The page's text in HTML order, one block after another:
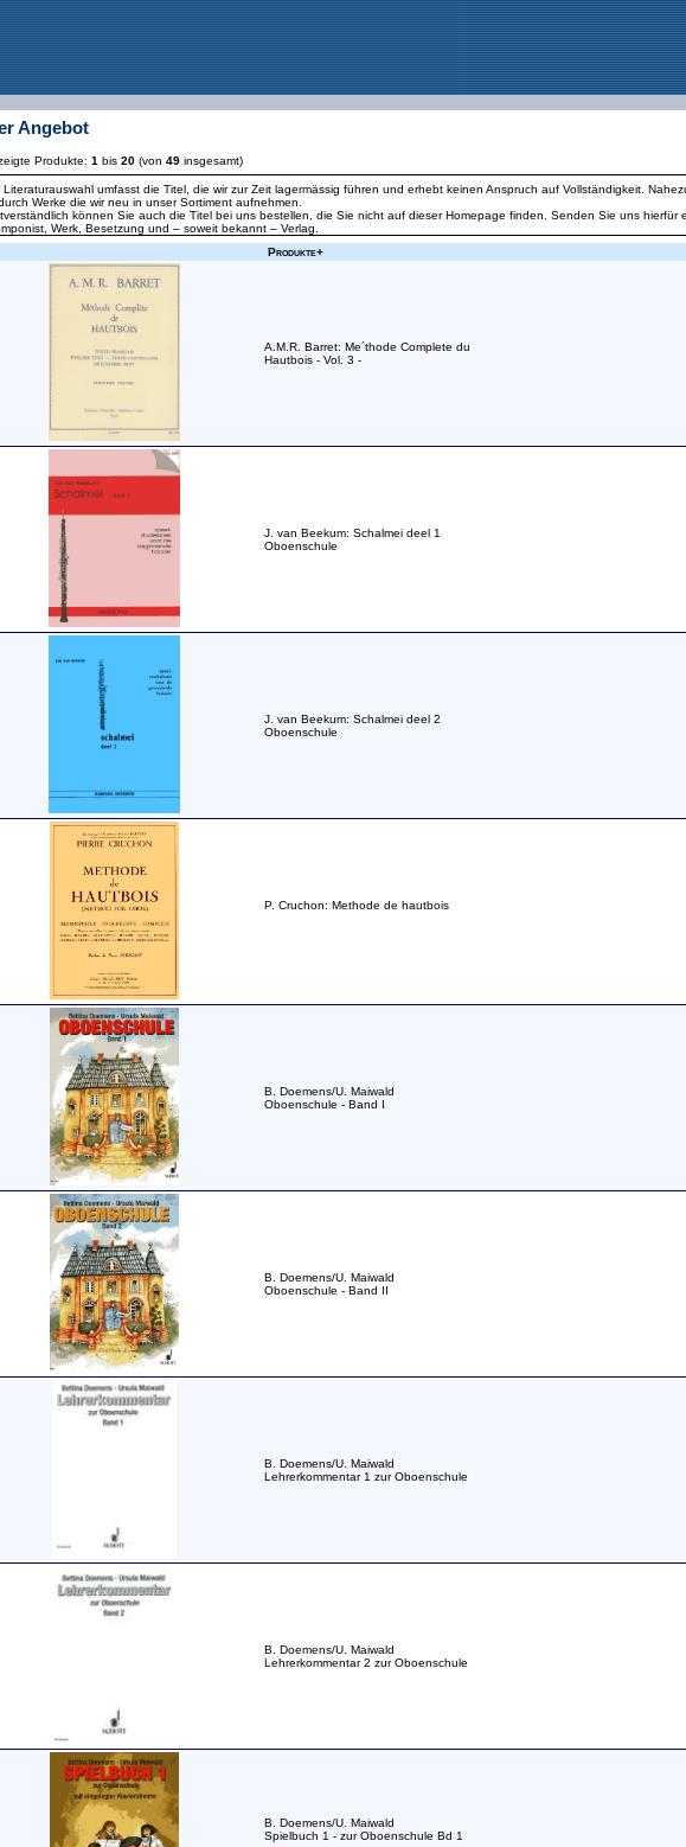
Angebot
Produkte: 1 bis 20 (von 49 insgesamt)
Literaturauswahl umfasst die Titel, die wir zur Zeit lagermässig führen und erhebt keinen Anspruch auf Vollständigkeit.
Werke die wir neu in unser Sortiment aufnehmen.
können Sie auch die Titel bei uns bestellen, die Sie nicht auf dieser Homepage finden. Senden Sie uns hierfür
Werk, Besetzung und – soweit bekannt – Verlag.
Produkte+
A.M.R. Barret: Me´thode Complete du
Hautbois - Vol. 3 -
J. van Beekum: Schalmei deel 1
Oboenschule
J. van Beekum: Schalmei deel 2
Oboenschule
P. Cruchon: Methode de hautbois
B. Doemens/U. Maiwald
Oboenschule - Band I
B. Doemens/U. Maiwald
Oboenschule - Band II
B. Doemens/U. Maiwald
Lehrerkommentar 1 zur Oboenschule
B. Doemens/U. Maiwald
Lehrerkommentar 2 zur Oboenschule
B. Doemens/U. Maiwald
Spielbuch 1 - zur Oboenschule Bd 1